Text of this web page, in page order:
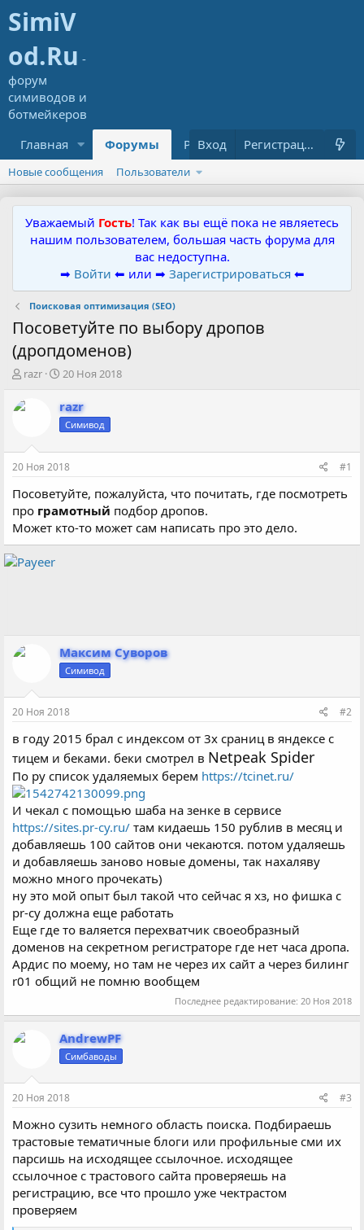
Главная Форумы Ресурсы Что нового?
Вход Регистрация
Новые сообщения Пользователи
Уважаемый Гость! Так как вы ещё пока не являетесь
нашим пользователем, большая часть форума для
вас недоступна.
➡ Войти ⬅ или ➡ Зарегистрироваться ⬅
Поисковая оптимизация (SEO)
Посоветуйте по выбору дропов
(дропдоменов)
А
т
е
м
ы
razr
Д
т
а
н
ч
а
л
а
20 Ноя 2018
razr
Симивод
20 Ноя 2018 #1
Посоветуйте, пожалуйста, что почитать, где посмотреть
про грамотный подбор дропов.
Может кто-то может сам написать про это дело.
Максим Суворов
Симивод
20 Ноя 2018 #2
в году 2015 брал с индексом от 3х сраниц в яндексе с
тицем и беками. беки смотрел в Netpeak Spider
По ру список удаляемых берем https://tcinet.ru/
И чекал с помощью шаба на зенке в сервисе
https://sites.pr-cy.ru/ там кидаешь 150 рублив в месяц и
добавляешь 100 сайтов они чекаются. потом удаляешь
и добавляешь заново новые домены, так нахаляву
можно много прочекать)
ну это мой опыт был такой что сейчас я хз, но фишка с
pr-cy должна еще работать
Еще где то валяется перехватчик своеобразный
доменов на секретном регистраторе где нет часа дропа.
Ардис по моему, но там не через их сайт а через билинг
r01 общий не помню вообщем
Последнее редактирование: 20 Ноя 2018
AndrewPF
Симбаводы
20 Ноя 2018 #3
Можно сузить немного область поиска. Подбираешь
трастовые тематичные блоги или профильные сми их
парсишь на исходящее ссылочное. исходящее
ссылочное с трастового сайта проверяешь на
регистрацию, все что прошло уже чектрастом
проверяем